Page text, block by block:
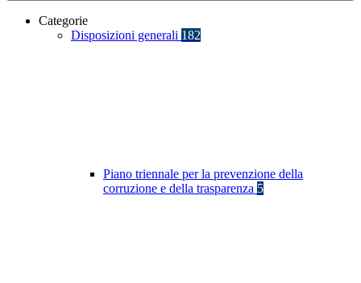
Categorie
Disposizioni generali 182
Piano triennale per la prevenzione della
corruzione e della trasparenza 5